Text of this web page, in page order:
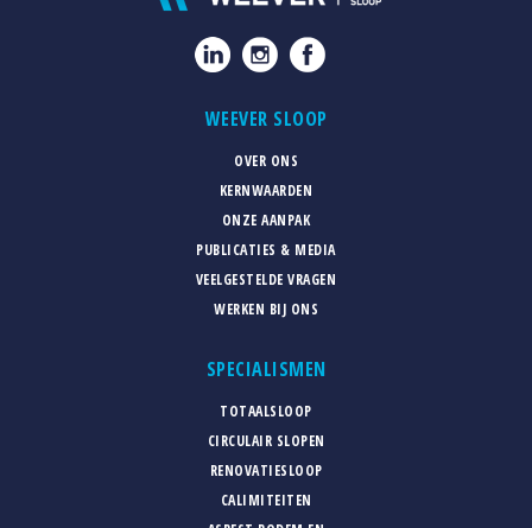
WEEVER SLOOP
OVER ONS
KERNWAARDEN
ONZE AANPAK
PUBLICATIES & MEDIA
VEELGESTELDE VRAGEN
WERKEN BIJ ONS
SPECIALISMEN
TOTAALSLOOP
CIRCULAIR SLOPEN
RENOVATIESLOOP
CALIMITEITEN